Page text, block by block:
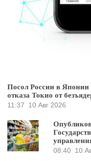
Посол России в Японии
отказа Токио от
11:37
10 Авг 2026
08:40 10